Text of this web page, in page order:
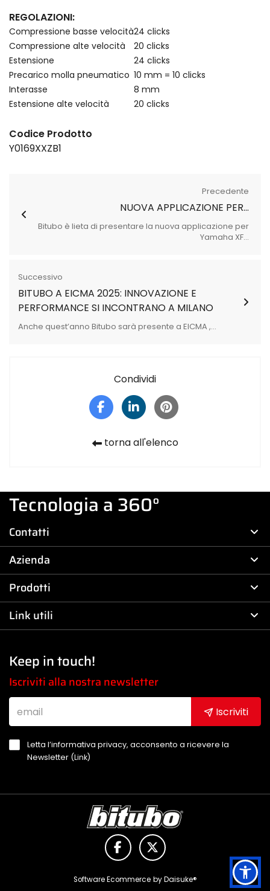
REGOLAZIONI:
Compressione basse velocità24 clicks
Compressione alte velocità
20 clicks
Estensione
24 clicks
Precarico molla pneumatico 10 mm = 10 clicks
Interasse
8 mm
Estensione alte velocità
20 clicks
Codice Prodotto
Y0169XXZB1
Precedente
NUOVA APPLICAZIONE PER...
Bitubo è lieta di presentare la nuova applicazione per
Yamaha XF...
Successivo
BITUBO A EICMA 2025: INNOVAZIONE E
PERFORMANCE SI INCONTRANO A MILANO
Anche quest’anno Bitubo sarà presente a EICMA ,...
Condividi
torna all'elenco
Tecnologia a 360°
Contatti
Azienda
Prodotti
Link utili
Keep in touch!
Iscriviti alla nostra newsletter
Iscriviti
Letta l’informativa privacy, acconsento a ricevere la
Newsletter (Link)
Software Ecommerce by Daisuke®